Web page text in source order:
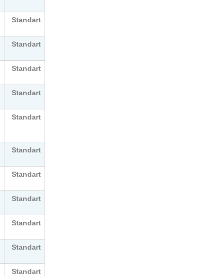
Standart
Standart
Standart
Standart
Standart
Standart
Standart
Standart
Standart
Standart
Standart